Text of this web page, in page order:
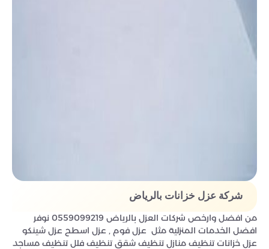
شركة عزل خزانات بالرياض
من افضل وارخص شركات العزل بالرياض 0559099219 نوفر
افضل الخدمات المنزلية مثل عزل فوم , عزل اسطح عزل شينكو
عزل خزانات تنظيف منازل تنظيف شقق تنظيف فلل تنظيف مساجد